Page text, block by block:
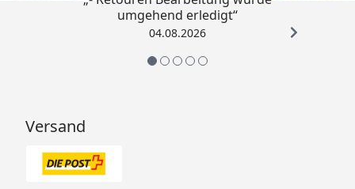
umgehend erledigt“
04.08.2026
Versand